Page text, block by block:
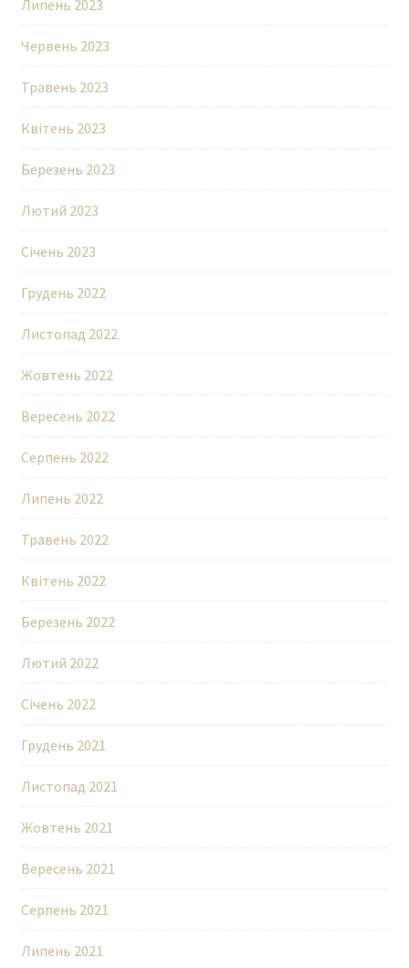
Липень 2023
Червень 2023
Травень 2023
Квітень 2023
Березень 2023
Лютий 2023
Січень 2023
Грудень 2022
Листопад 2022
Жовтень 2022
Вересень 2022
Серпень 2022
Липень 2022
Травень 2022
Квітень 2022
Березень 2022
Лютий 2022
Січень 2022
Грудень 2021
Листопад 2021
Жовтень 2021
Вересень 2021
Серпень 2021
Липень 2021